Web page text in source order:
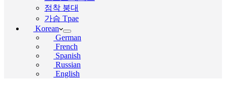
점착 붕대
가슴 Tpae
Korean
German
French
Spanish
Russian
English